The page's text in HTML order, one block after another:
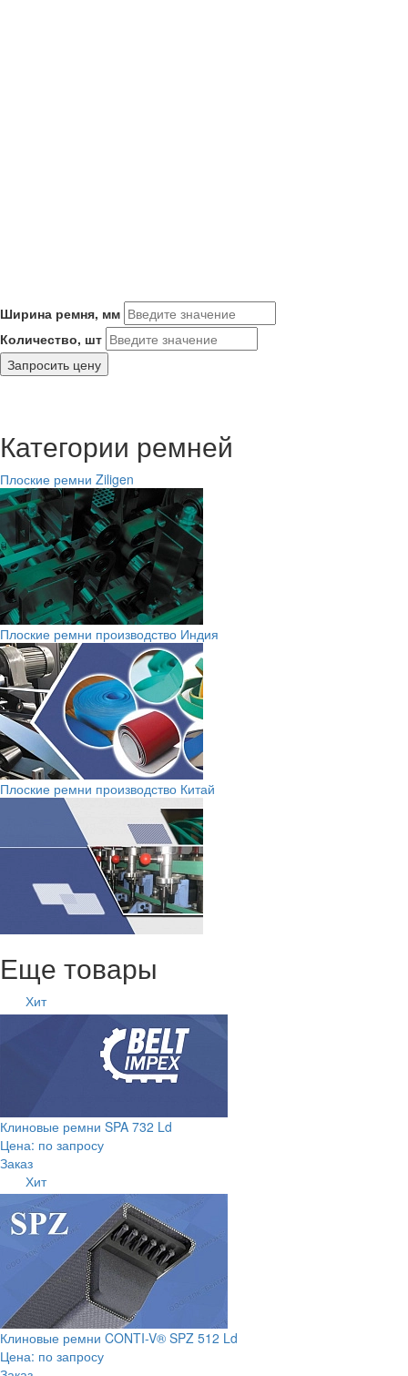
Ширина ремня, мм
Количество, шт
Запросить цену
Категории ремней
Плоские ремни Ziligen
Плоские ремни производство Индия
Плоские ремни производство Китай
Еще товары
Хит
Клиновые ремни SPA 732 Ld
Цена: по запросу
Заказ
Хит
Клиновые ремни CONTI-V® SPZ 512 Ld
Цена: по запросу